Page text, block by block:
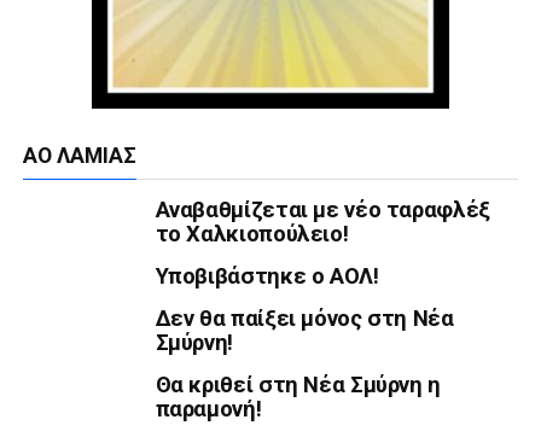
ΑΟ ΛΑΜΊΑΣ
Αναβαθμίζεται με νέο ταραφλέξ
το Χαλκιοπούλειο!
Υποβιβάστηκε ο ΑΟΛ!
Δεν θα παίξει μόνος στη Νέα
Σμύρνη!
Θα κριθεί στη Νέα Σμύρνη η
παραμονή!